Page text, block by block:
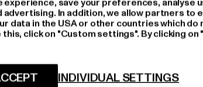
GRÖSSE
LIEFERUNG &
save your preferences, analyse
In addition, we allow partners to
data in the USA or other countries which do
click on "Custom settings". By clicking
INDIVIDUAL SETTINGS